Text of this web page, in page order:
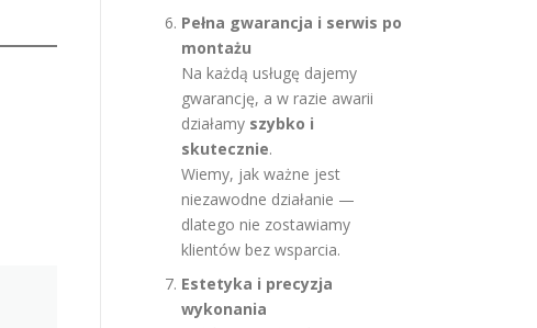
Pełna gwarancja i serwis po
montażu
Na każdą usługę dajemy
gwarancję, a w razie awarii
działamy szybko i
skutecznie.
Wiemy, jak ważne jest
niezawodne działanie —
dlatego nie zostawiamy
klientów bez wsparcia.
Estetyka i precyzja
wykonania